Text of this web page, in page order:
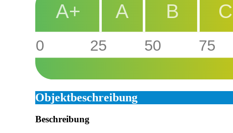
0 25 50 75
C
B
A
A+
Objekt­beschreibung
Beschreibung